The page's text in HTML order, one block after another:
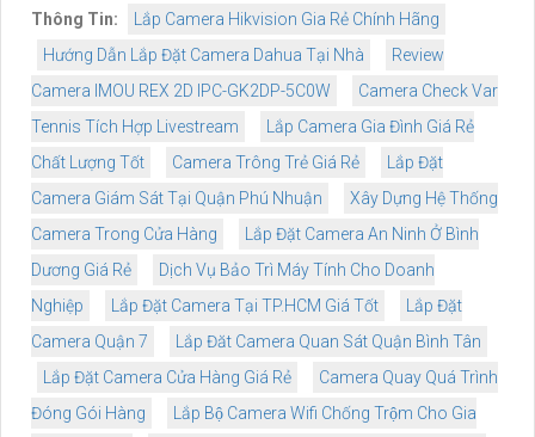
Thông Tin:
Lắp Camera Hikvision Gia Rẻ Chính Hãng
Hướng Dẫn Lắp Đặt Camera Dahua Tại Nhà
Review
Camera IMOU REX 2D IPC-GK2DP-5C0W
Camera Check Var
Tennis Tích Hợp Livestream
Lắp Camera Gia Đình Giá Rẻ
Chất Lượng Tốt
Camera Trông Trẻ Giá Rẻ
Lắp Đặt
Camera Giám Sát Tại Quận Phú Nhuận
Xây Dựng Hệ Thống
Camera Trong Cửa Hàng
Lắp Đặt Camera An Ninh Ở Bình
Dương Giá Rẻ
Dịch Vụ Bảo Trì Máy Tính Cho Doanh
Nghiệp
Lắp Đặt Camera Tại TP.HCM Giá Tốt
Lắp Đặt
Camera Quận 7
Lắp Đăt Camera Quan Sát Quận Bình Tân
Lắp Đặt Camera Cửa Hàng Giá Rẻ
Camera Quay Quá Trình
Đóng Gói Hàng
Lắp Bộ Camera Wifi Chống Trộm Cho Gia